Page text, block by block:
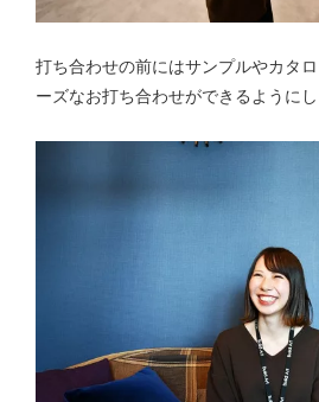
打ち合わせの前にはサンプルやカタ
ーズなお打ち合わせができるようにし